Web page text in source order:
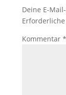
Deine E-
Kommentar *